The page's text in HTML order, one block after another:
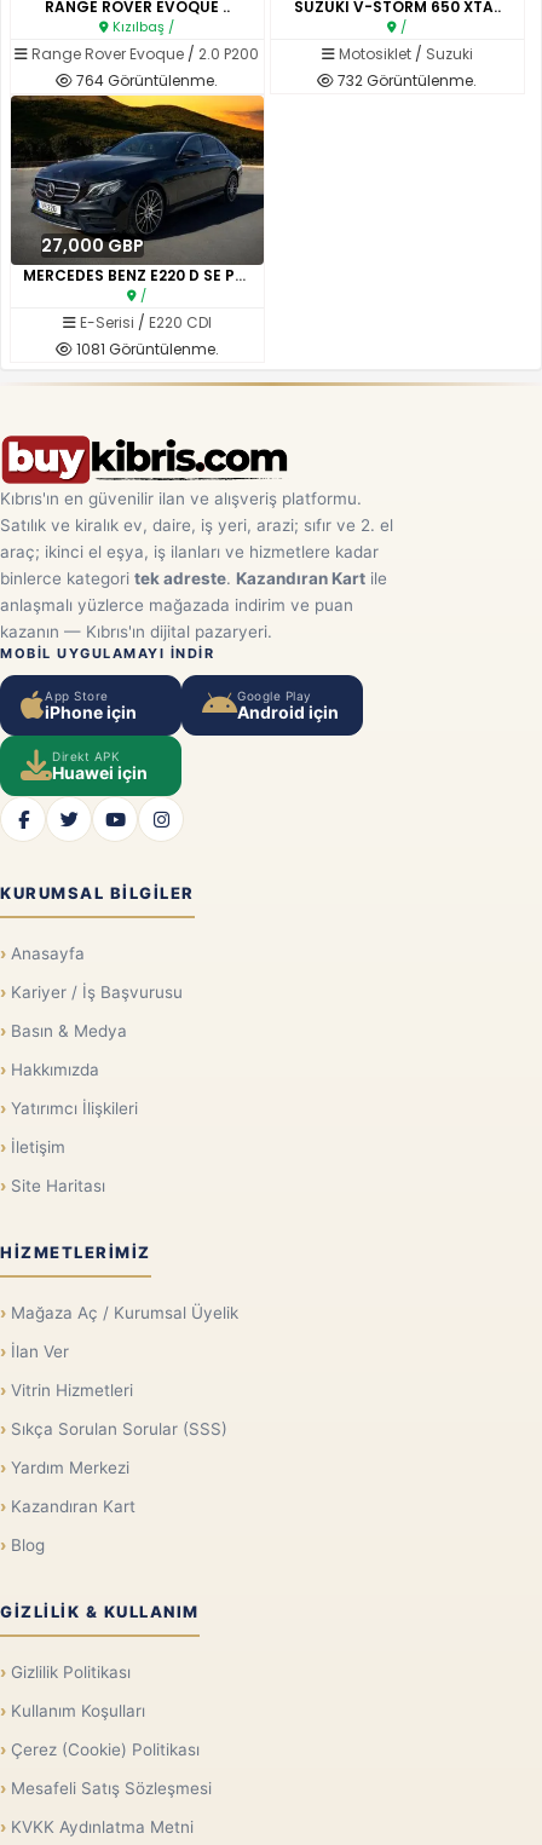
RANGE ROVER EVOQUE ..
Kızılbaş /
Range Rover Evoque / 2.0 P200
764 Görüntülenme.
SUZUKI V-STORM 650 XTA..
/
Motosiklet/ Suzuki
732 Görüntülenme.
27,000 GBP
MERCEDES BENZ E220 D SE PREMIU..
/
E-Serisi / E220 CDI
1081 Görüntülenme.
Kıbrıs'ın en güvenilir ilan ve alışveriş platformu.
Satılık ve kiralık ev, daire, iş yeri, arazi; sıfır ve 2. el
araç; ikinci el eşya, iş ilanları ve hizmetlere kadar
binlerce kategori tek adreste. Kazandıran Kart ile
anlaşmalı yüzlerce mağazada indirim ve puan
kazanın — Kıbrıs'ın dijital pazaryeri.
MOBIL UYGULAMAYI INDIR
App Store
iPhone için
Google Play
Android için
Direkt APK
Huawei için
KURUMSAL BILGILER
Anasayfa
Kariyer / İş Başvurusu
Basın & Medya
Hakkımızda
Yatırımcı İlişkileri
İletişim
Site Haritası
HIZMETLERIMIZ
Mağaza Aç / Kurumsal Üyelik
İlan Ver
Vitrin Hizmetleri
Sıkça Sorulan Sorular (SSS)
Yardım Merkezi
Kazandıran Kart
Blog
GIZLILIK & KULLANIM
Gizlilik Politikası
Kullanım Koşulları
Çerez (Cookie) Politikası
Mesafeli Satış Sözleşmesi
KVKK Aydınlatma Metni